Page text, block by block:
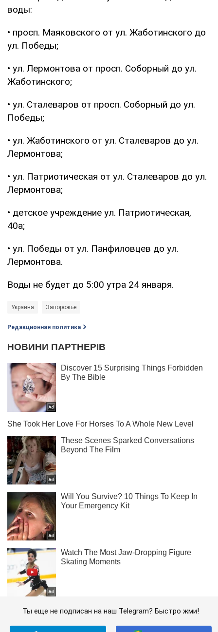
воды:
• просп. Маяковского от ул. Жаботинского до
ул. Победы;
• ул. Лермонтова от просп. Соборный до ул.
Жаботинского;
• ул. Сталеваров от просп. Соборный до ул.
Победы;
• ул. Жаботинского от ул. Сталеваров до ул.
Лермонтова;
• ул. Патриотическая от ул. Сталеваров до ул.
Лермонтова;
• детское учреждение ул. Патриотическая,
40а;
• ул. Победы от ул. Панфиловцев до ул.
Лермонтова.
Воды не будет до 5:00 утра 24 января.
Украина Запорожье
Редакционная политика
Ты еще не подписан на наш Telegram? Быстро жми!